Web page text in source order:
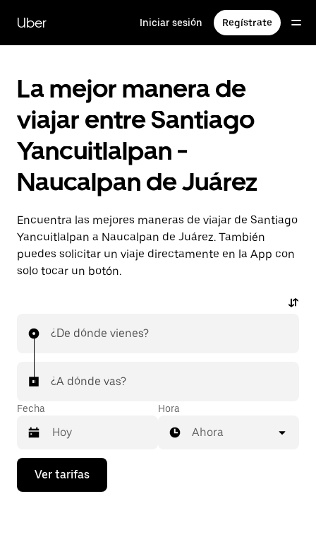
contenido
principal
Uber Iniciar sesión Regístrate
La mejor manera de
viajar entre Santiago
Yancuitlalpan -
Naucalpan de Juárez
Encuentra las mejores maneras de viajar de Santiago
Yancuitlalpan a Naucalpan de Juárez. También
puedes solicitar un viaje directamente en la App con
solo tocar un botón.
¿De dónde vienes?
¿A dónde vas?
Fecha
Presiona
flecha
Hora
Ahora
Ver tarifas